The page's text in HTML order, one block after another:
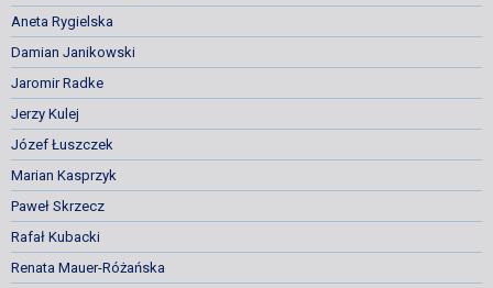
Aneta Rygielska
Damian Janikowski
Jaromir Radke
Jerzy Kulej
Józef Łuszczek
Marian Kasprzyk
Paweł Skrzecz
Rafał Kubacki
Renata Mauer-Różańska